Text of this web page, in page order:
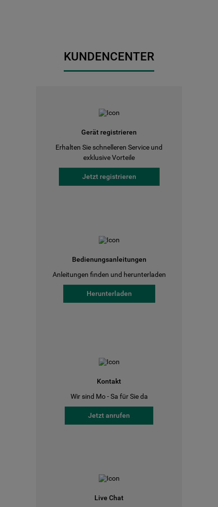
KUNDENCENTER
Gerät registrieren
Erhalten Sie schnelleren Service und
exklusive Vorteile
Jetzt registrieren
Bedienungsanleitungen
Anleitungen finden und herunterladen
Herunterladen
Kontakt
Wir sind Mo - Sa für Sie da
Jetzt anrufen
Live Chat